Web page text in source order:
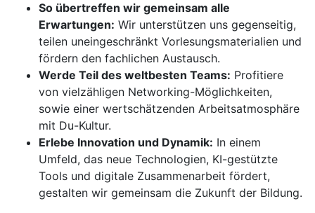
So übertreffen wir gemeinsam alle
Erwartungen: Wir unterstützen uns gegenseitig,
teilen uneingeschränkt Vorlesungsmaterialien und
fördern den fachlichen Austausch.
Werde Teil des weltbesten Teams: Profitiere
von vielzähligen Networking-Möglichkeiten,
sowie einer wertschätzenden Arbeitsatmosphäre
mit Du-Kultur.
Erlebe Innovation und Dynamik: In einem
Umfeld, das neue Technologien, KI-gestützte
Tools und digitale Zusammenarbeit fördert,
gestalten wir gemeinsam die Zukunft der Bildung.